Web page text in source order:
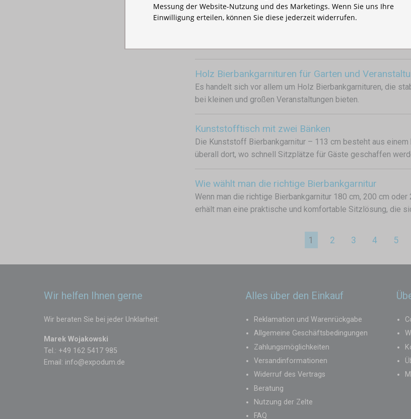
Klappbare Sitzmöbel für Gastronomie – flexible
Für jede Gastronomie, jedes Restaurant oder Café ist es
Holz Bierbankgarnituren für Garten und
Es handelt sich vor allem um Holz Bierbankgarnituren, die
bei kleinen und großen Veranstaltungen bieten.
Kunststofftisch mit zwei Bänken
Die Kunststoff Bierbankgarnitur – 113 cm besteht aus
überall dort, wo schnell Sitzplätze für Gäste geschaffen
Wie wählt man die richtige Bierbankgarnitur
Wenn man die richtige Bierbankgarnitur 180 cm, 200 cm
erhält man eine praktische und komfortable Sitzlösung, die
1 2 3 4 5
Wir helfen Ihnen gerne
Wir beraten Sie bei jeder Unklarheit:
Marek Wojakowski
Tel.: +49 162 5417 985
Email: info@expodum.de
Alles über den Einkauf
Reklamation und Warenrückgabe
Allgemeine Geschäftsbedingungen
Zahlungsmöglichkeiten
Versandinformationen
Widerruf des Vertrags
Beratung
Nutzung der Zelte
FAQ
Messung der Website-Nutzung und des Marketings. Wenn Sie uns Ihre
Einwilligung erteilen, können Sie diese jederzeit widerrufen.